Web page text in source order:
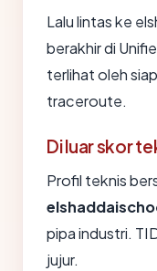
Lalu lintas ke
berakhir di
terlihat oleh
traceroute.
Di luar skor
Profil teknis
pipa industri.
jujur.